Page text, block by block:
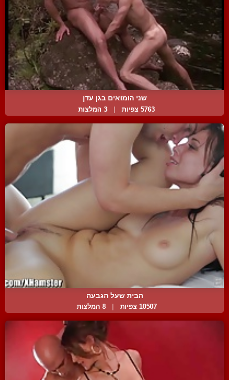
שני הומואים בגן עדן
5763 צפיות | 3 המלצות
הבית שעל הגבעה
10507 צפיות 8 המלצות